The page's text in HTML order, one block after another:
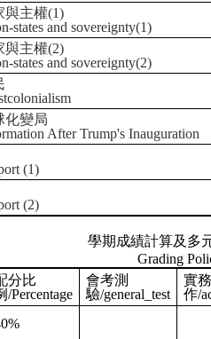
與主權(1)
states and sovereignty(1)
與主權(2)
states and sovereignty(2)
化變局
After Trump's Inauguration
(1)
(2)
學期成績計算及多
Grading
分比
/Percentage
會考測
驗/general_test
實
作/